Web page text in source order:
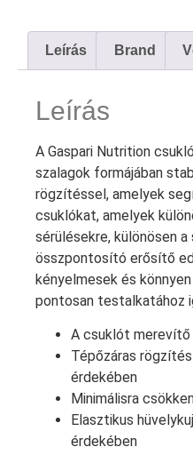
Leírás Brand
Leírás
A Gaspari Nutrition
szalagok formájában
rögzítéssel, amelyek
csuklókat, amelyek
sérülésekre, különösen
összpontosító erősítő
kényelmesek és
pontosan testalkatához
A csuklót merevítő
Tépőzáras
érdekében
Minimálisra
Elasztikus
érdekében